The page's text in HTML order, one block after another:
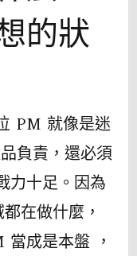
的狀
PM 就像是迷
負責，還必須
力十足。因為
在做什麼，
成是本盤 ，